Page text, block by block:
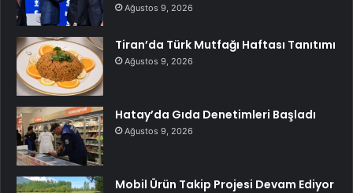
Ağustos 9, 2026
Tiran’da Türk Mutfağı Haftası Tanıtımı
Ağustos 9, 2026
Hatay’da Gıda Denetimleri Başladı
Ağustos 9, 2026
Mobil Ürün Takip Projesi Devam Ediyor